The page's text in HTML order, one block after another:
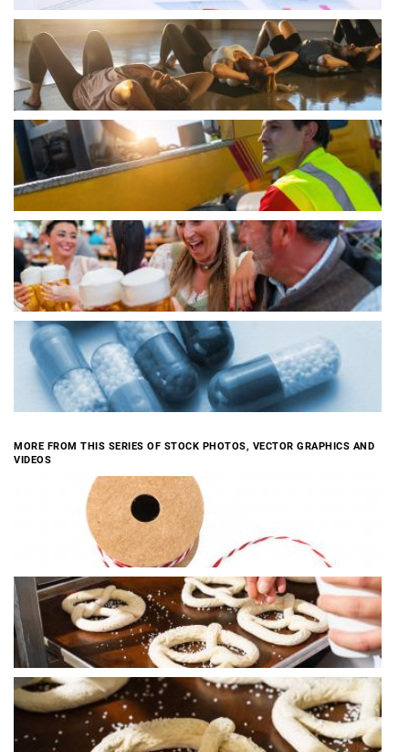
MORE FROM THIS SERIES OF STOCK PHOTOS, VECTOR GRAPHICS AND
VIDEOS